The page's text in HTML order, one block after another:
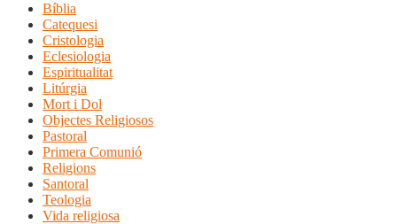
Bíblia
Catequesi
Cristologia
Eclesiologia
Espiritualitat
Litúrgia
Mort i Dol
Objectes Religiosos
Pastoral
Primera Comunió
Religions
Santoral
Teologia
Vida religiosa